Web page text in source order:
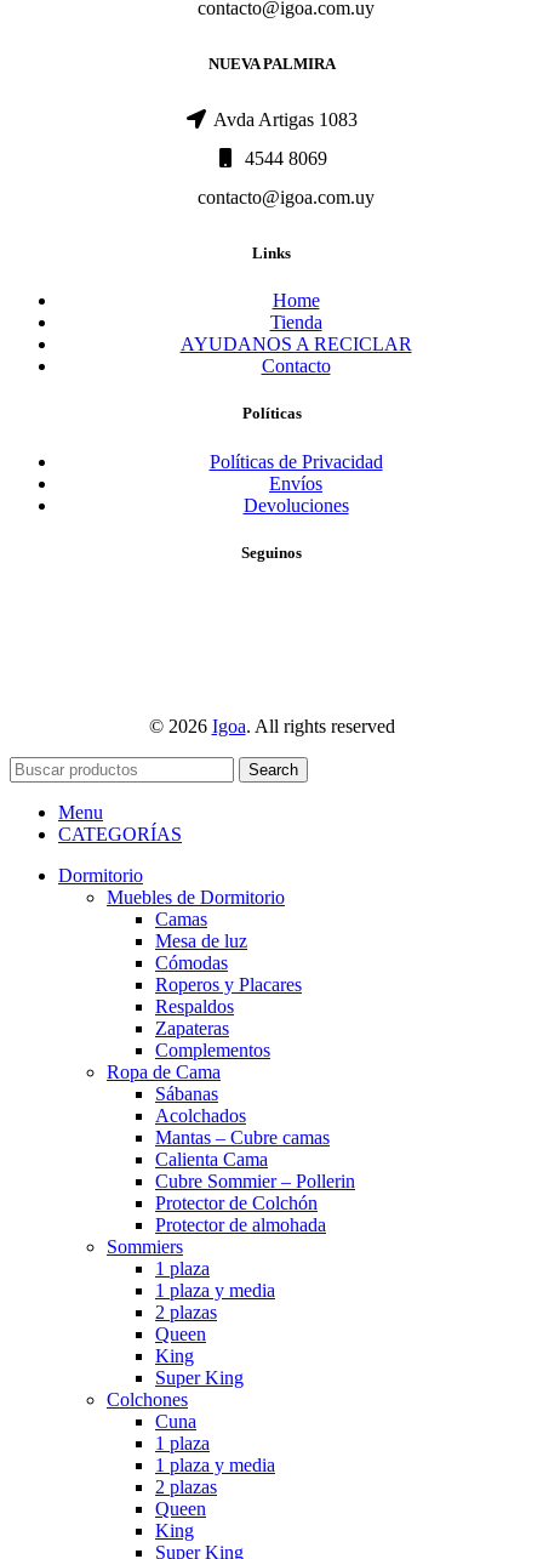
contacto@igoa.com.uy
NUEVA PALMIRA
Avda Artigas 1083
4544 8069
contacto@igoa.com.uy
Links
Home
Tienda
AYUDANOS A RECICLAR
Contacto
Políticas
Políticas de Privacidad
Envíos
Devoluciones
Seguinos
© 2026 Igoa. All rights reserved
Search
Menu
CATEGORÍAS
Dormitorio
Muebles de Dormitorio
Camas
Mesa de luz
Cómodas
Roperos y Placares
Respaldos
Zapateras
Complementos
Ropa de Cama
Sábanas
Acolchados
Mantas – Cubre camas
Calienta Cama
Cubre Sommier – Pollerin
Protector de Colchón
Protector de almohada
Sommiers
1 plaza
1 plaza y media
2 plazas
Queen
King
Super King
Colchones
Cuna
1 plaza
1 plaza y media
2 plazas
Queen
King
Super King